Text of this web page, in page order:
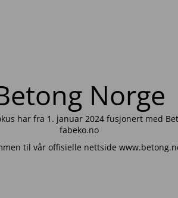
Norge
har fra 1. januar 2024 fusjonert med
fabeko.no
til vår offisielle nettside